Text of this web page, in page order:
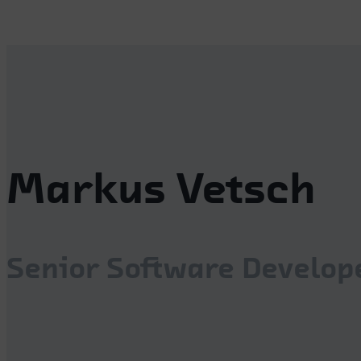
Markus Vetsch
Senior Software